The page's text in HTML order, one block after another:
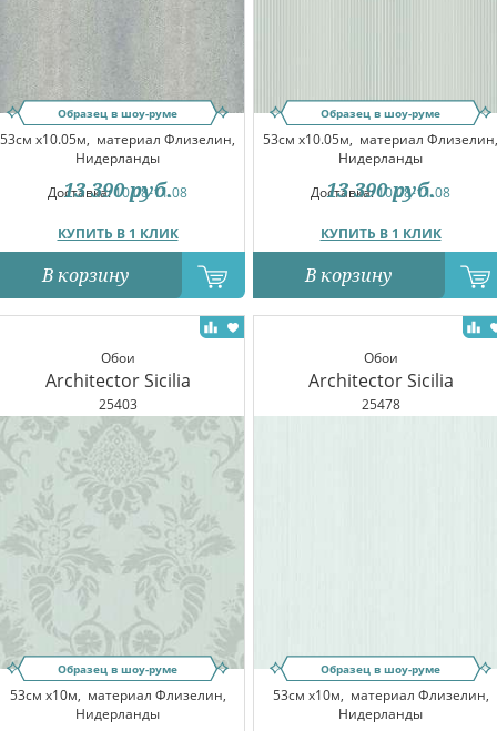
Образец в шоу-руме
53см x10.05м, материал Флизелин,
Нидерланды
Доставка:10.08-11.08
КУПИТЬ В 1 КЛИК
13 390 руб.
В корзину
Образец в шоу-руме
53см x10.05м, материал Флизелин,
Нидерланды
Доставка:10.08-11.08
КУПИТЬ В 1 КЛИК
13 390 руб.
В корзину
Обои
Architector Sicilia
25403
Образец в шоу-руме
53см x10м, материал Флизелин,
Нидерланды
Обои
Architector Sicilia
25478
Образец в шоу-руме
53см x10м, материал Флизелин,
Нидерланды